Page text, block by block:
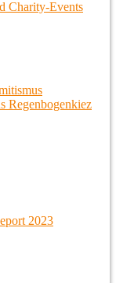
Charity-Events
Regenbogenkiez
2023